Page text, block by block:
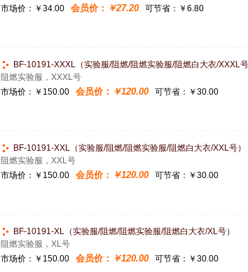
市场价： ￥34.00 会员价： ￥27.20 可节省：￥6.80
BF-10191-XXXL（实验服/阻燃/阻燃实验服/阻燃白大衣/XXXL
阻燃实验服，XXXL号
市场价： ￥150.00 会员价： ￥120.00 可节省：￥30.00
BF-10191-XXL（实验服/阻燃/阻燃实验服/阻燃白大衣/XXL号）
阻燃实验服，XXL号
市场价： ￥150.00 会员价： ￥120.00 可节省：￥30.00
BF-10191-XL（实验服/阻燃/阻燃实验服/阻燃白大衣/XL号）
阻燃实验服，XL号
市场价： ￥150.00 会员价： ￥120.00 可节省：￥30.00